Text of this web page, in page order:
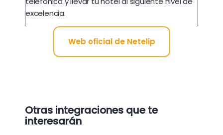
excelencia.
Web oficial de Netelip
Otras integraciones que te
interesarán